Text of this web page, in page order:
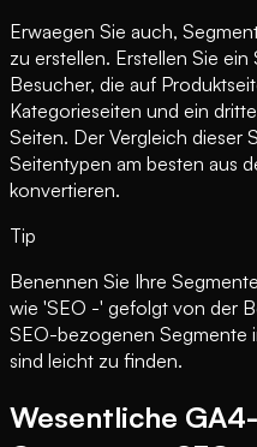
Erwaegen Sie auch,
zu erstellen. Erstellen Sie
Besucher, die auf
Kategorieseiten und ein
Seiten. Der Vergleich dieser
Seitentypen am besten aus
konvertieren.
Tip
Benennen Sie Ihre
wie 'SEO -' gefolgt von der
SEO-bezogenen Segmente
sind leicht zu finden.
Wesentliche